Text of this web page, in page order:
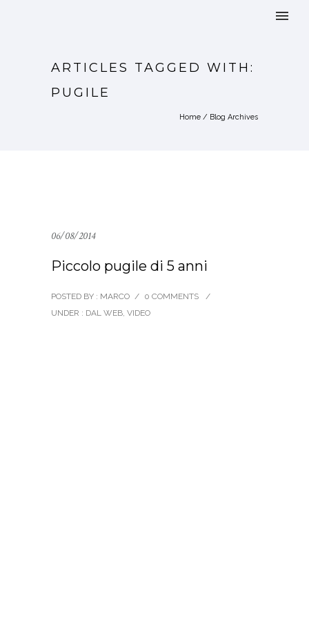
ARTICLES TAGGED WITH:
PUGILE
Home / Blog Archives
06/08/2014
Piccolo pugile di 5 anni
POSTED BY : MARCO / 0 COMMENTS
/
UNDER : DAL WEB, VIDEO